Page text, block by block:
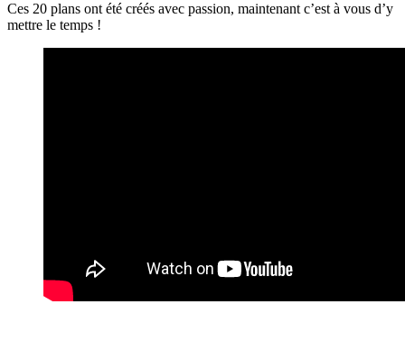
Ces 20 plans ont été créés avec passion, maintenant c’est à vous d’y
mettre le temps !